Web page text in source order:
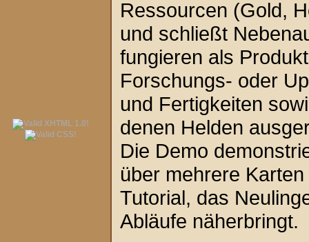
Ressourcen (Gold,
und schließt
fungieren als
Forschungs- oder
und Fertigkeiten
denen Helden
Die Demo
über mehrere
Tutorial, das
Abläufe näherbringt.